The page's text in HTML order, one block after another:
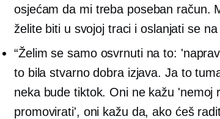
osjećam da mi treba poseban račun.
želite biti u svojoj traci i oslanjati se
“Želim se samo osvrnuti na to:
to bila stvarno dobra izjava. Ja to
neka bude tiktok. Oni ne kažu 'nemoj
promovirati', oni kažu da, ako ćeš